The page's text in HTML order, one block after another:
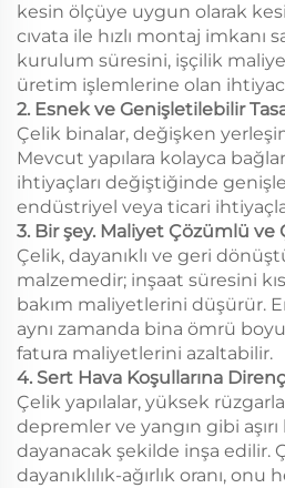
kesin ölçüye uygun olarak
cıvata ile hızlı montaj imkanı
kurulum süresini, işçilik
üretim işlemlerine olan
2. Esnek ve Genişletilebilir
Çelik binalar, değişken
Mevcut yapılara kolayca
ihtiyaçları değiştiğinde
endüstriyel veya ticari
3. Bir şey. Maliyet Çözümlü ve
Çelik, dayanıklı ve geri
malzemedir; inşaat süresini
bakım maliyetlerini düşürür.
aynı zamanda bina ömrü
fatura maliyetlerini azaltabilir.
4. Sert Hava Koşullarına
Çelik yapılalar, yüksek
depremler ve yangın gibi aşırı
dayanacak şekilde inşa edilir.
dayanıklılık-ağırlık oranı,